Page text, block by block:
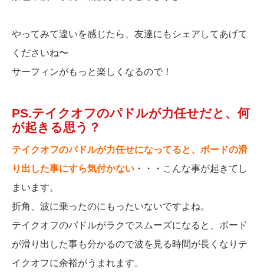
やってみて違いを感じたら、友達にもシェアしてあげて
くださいね〜
サーフィンがもっと楽しくなるので！
PS.テイクオフのパドルが力任せだと、何
が起きる思う？
テイクオフのパドルが力任せになってると、ボードの滑
り出した事にすら気付かない ・・・こんな事が起きてし
まいます。
折角、波に乗ったのにもったいないですよね。
テイクオフのパドルがラクでスムーズになると、ボード
が滑り出した事も分かるので波を見る時間が長くなりテ
イクオフに余裕がうまれます。